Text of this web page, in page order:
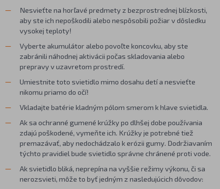
Nesvieťte na horľavé predmety z bezprostrednej blízkosti,
aby ste ich nepoškodili alebo nespôsobili požiar v dôsledku
vysokej teploty!
Vyberte akumulátor alebo povoľte koncovku, aby ste
zabránili náhodnej aktivácii počas skladovania alebo
prepravy v uzavretom prostredí.
Umiestnite toto svietidlo mimo dosahu detí a nesvieťte
nikomu priamo do očí!
Vkladajte batérie kladným pólom smerom k hlave svietidla.
Ak sa ochranné gumené krúžky po dlhšej dobe používania
zdajú poškodené, vymeňte ich. Krúžky je potrebné tiež
premazávať, aby nedochádzalo k erózii gumy. Dodržiavaním
týchto pravidiel bude svietidlo správne chránené proti vode.
Ak svietidlo bliká, neprepína na vyššie režimy výkonu, či sa
nerozsvieti, môže to byť jedným z nasledujúcich dôvodov: